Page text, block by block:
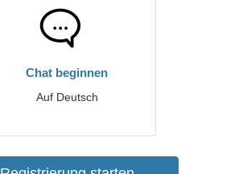
Chat beginnen
Auf Deutsch